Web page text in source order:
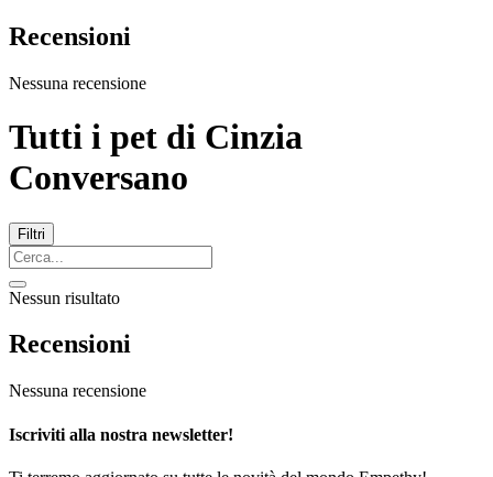
Recensioni
Nessuna recensione
Tutti i pet di Cinzia
Conversano
Filtri
Nessun risultato
Recensioni
Nessuna recensione
Iscriviti alla nostra newsletter!